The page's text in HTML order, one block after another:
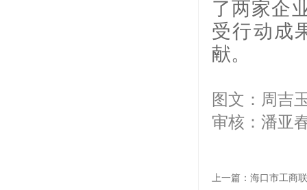
了两家企
受行动成
献。
图文：周吉
审核：潘亚
上一篇： 海口市工商